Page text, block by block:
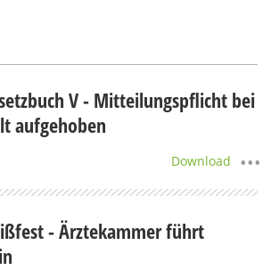
V - Mitteilungspflicht bei
aufgehoben
Download
- Ärztekammer führt